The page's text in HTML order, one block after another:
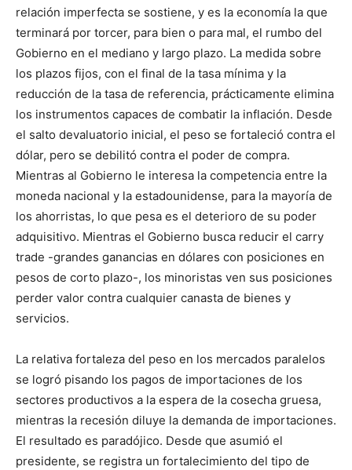
relación imperfecta se sostiene, y es la economía la que
terminará por torcer, para bien o para mal, el rumbo del
Gobierno en el mediano y largo plazo. La medida sobre
los plazos fijos, con el final de la tasa mínima y la
reducción de la tasa de referencia, prácticamente elimina
los instrumentos capaces de combatir la inflación. Desde
el salto devaluatorio inicial, el peso se fortaleció contra el
dólar, pero se debilitó contra el poder de compra.
Mientras al Gobierno le interesa la competencia entre la
moneda nacional y la estadounidense, para la mayoría de
los ahorristas, lo que pesa es el deterioro de su poder
adquisitivo. Mientras el Gobierno busca reducir el carry
trade -grandes ganancias en dólares con posiciones en
pesos de corto plazo-, los minoristas ven sus posiciones
perder valor contra cualquier canasta de bienes y
servicios.
La relativa fortaleza del peso en los mercados paralelos
se logró pisando los pagos de importaciones de los
sectores productivos a la espera de la cosecha gruesa,
mientras la recesión diluye la demanda de importaciones.
El resultado es paradójico. Desde que asumió el
presidente, se registra un fortalecimiento del tipo de